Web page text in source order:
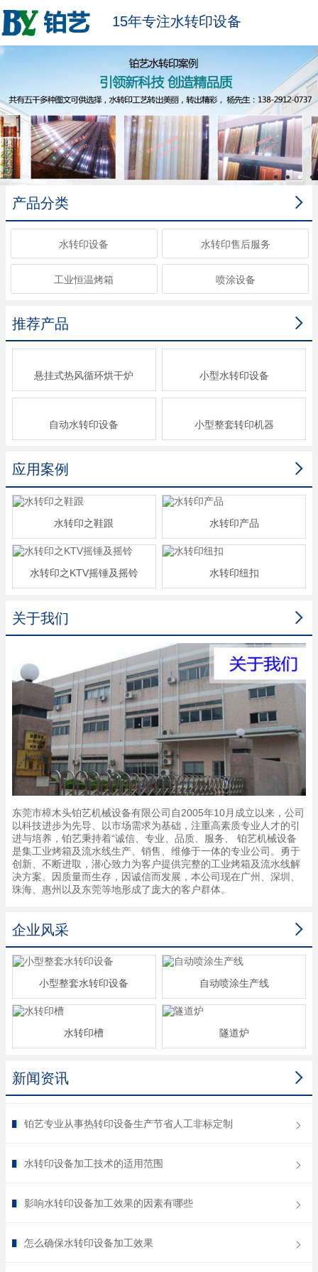
15年专注水转印设备

产品分类
水转印设备 水转印售后服务
工业恒温烤箱 喷涂设备

推荐产品
悬挂式热风循环烘干炉 小型水转印设备
自动水转印设备 小型整套转印机器

应用案例
水转印之鞋跟 水转印产品
水转印之KTV摇锤及摇铃 水转印纽扣

关于我们
东莞市樟木头铂艺机械设备有限公司自2005年10月成立以来，公司
以科技进步为先导、以市场需求为基础，注重高素质专业人才的引
进与培养，铂艺秉持着“诚信、专业、品质、服务、 铂艺机械设备
是集工业烤箱及流水线生产、销售、维修于一体的专业公司。勇于
创新、不断进取，潜心致力为客户提供完整的工业烤箱及流水线解
决方案。因质量而生存，因诚信而发展，本公司现在广州、深圳、
珠海、惠州以及东莞等地形成了庞大的客户群体。

企业风采
小型整套水转印设备 自动喷涂生产线
水转印槽 隧道炉

新闻资讯
铂艺专业从事热转印设备生产节省人工非标定制
水转印设备加工技术的适用范围
影响水转印设备加工效果的因素有哪些
怎么确保水转印设备加工效果